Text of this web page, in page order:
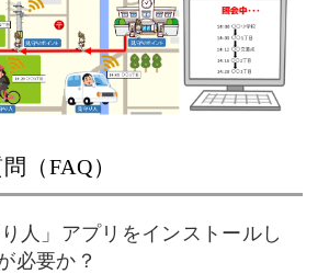
（FAQ）
人」アプリをインストールし
必要か？